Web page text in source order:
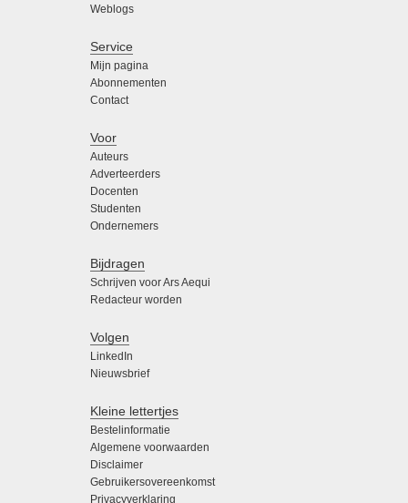
Weblogs
Service
Mijn pagina
Abonnementen
Contact
Voor
Auteurs
Adverteerders
Docenten
Studenten
Ondernemers
Bijdragen
Schrijven voor Ars Aequi
Redacteur worden
Volgen
LinkedIn
Nieuwsbrief
Kleine lettertjes
Bestelinformatie
Algemene voorwaarden
Disclaimer
Gebruikersovereenkomst
Privacyverklaring